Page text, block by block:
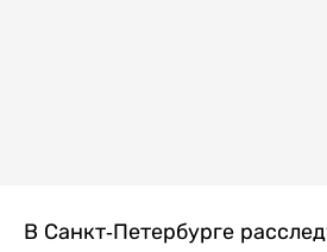
В Санкт-Петербурге